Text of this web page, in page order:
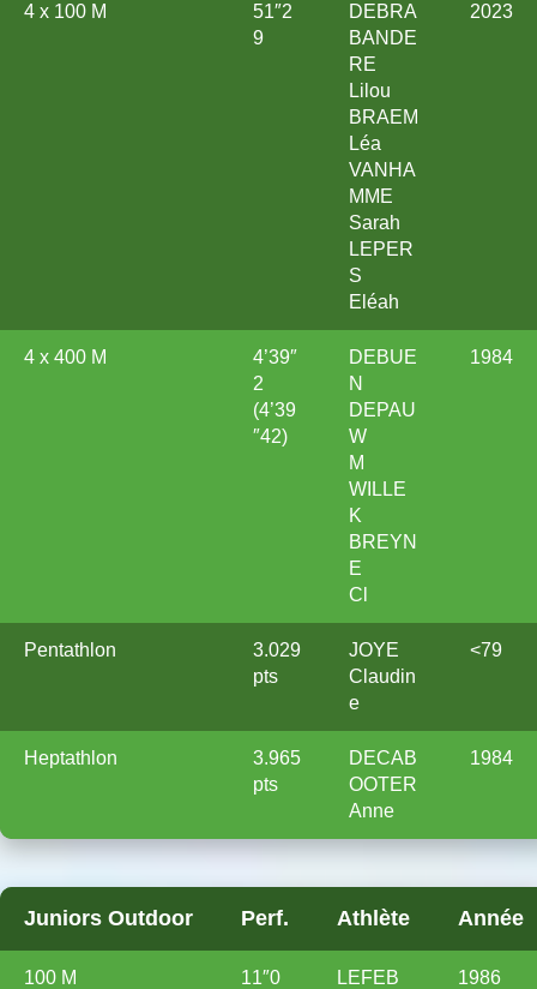
4 x 100 M
51″2
9
DEBRA
BANDE
RE
Lilou
BRAEM
Léa
VANHA
MME
Sarah
LEPER
S
Eléah
2023
4 x 400 M
4’39″
2
(4’39
″42)
DEBUE
N
DEPAU
W
M
WILLE
K
BREYN
E
Cl
1984
Pentathlon
3.029
pts
JOYE
Claudin
e
<79
Heptathlon
3.965
pts
DECAB
OOTER
Anne
1984
Juniors Outdoor Perf. Athlète Année
100 M 11″0 LEFEB 1986